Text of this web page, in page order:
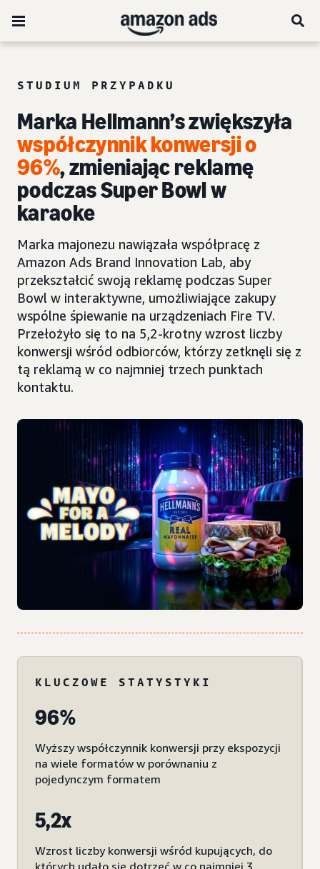
STUDIUM PRZYPADKU
Marka Hellmann’s zwiększyła
współczynnik konwersji o
96%, zmieniając reklamę
podczas Super Bowl w
karaoke
Marka majonezu nawiązała współpracę z
Amazon Ads Brand Innovation Lab, aby
przekształcić swoją reklamę podczas Super
Bowl w interaktywne, umożliwiające zakupy
wspólne śpiewanie na urządzeniach Fire TV.
Przełożyło się to na 5,2-krotny wzrost liczby
konwersji wśród odbiorców, którzy zetknęli się z
tą reklamą w co najmniej trzech punktach
kontaktu.
KLUCZOWE STATYSTYKI
96%
Wyższy współczynnik konwersji przy ekspozycji
na wiele formatów w porównaniu z
pojedynczym formatem
5,2x
Wzrost liczby konwersji wśród kupujących, do